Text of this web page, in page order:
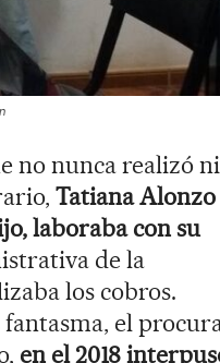
no nunca realizó
Tatiana Alonzo
laboraba con su
de la
los cobros.
el
en el 2018